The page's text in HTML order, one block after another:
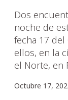
Dos
noche de
fecha 17
ellos, en la
el Norte, en
Octubre 17,